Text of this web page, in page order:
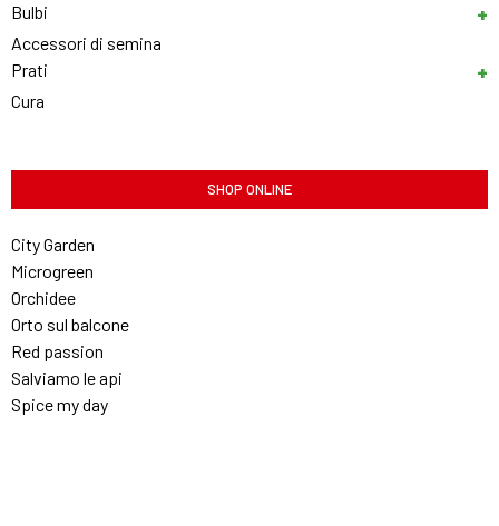
Bulbi
Accessori di semina
Prati
Cura
SHOP ONLINE
City Garden
Microgreen
Orchidee
Orto sul balcone
Red passion
Salviamo le api
Spice my day